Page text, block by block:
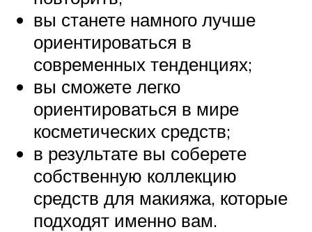
вы станете намного лучше
ориентироваться в
современных тенденциях;
вы сможете легко
ориентироваться в мире
косметических средств;
в результате вы соберете
собственную коллекцию
средств для макияжа, которые
подходят именно вам.